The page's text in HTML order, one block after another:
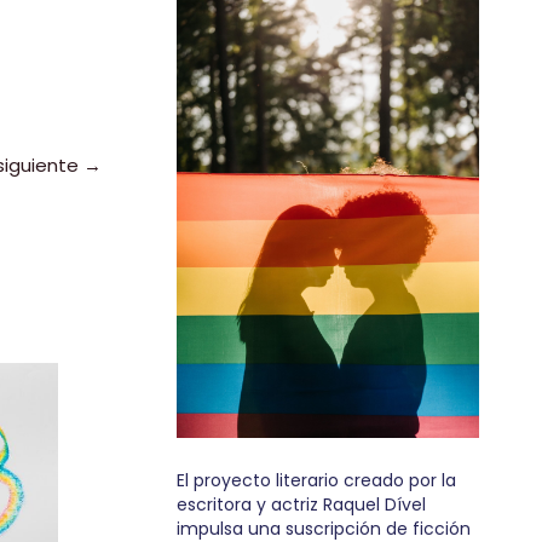
→
El proyecto literario creado por la
escritora y actriz Raquel Dível
impulsa una suscripción de ficción